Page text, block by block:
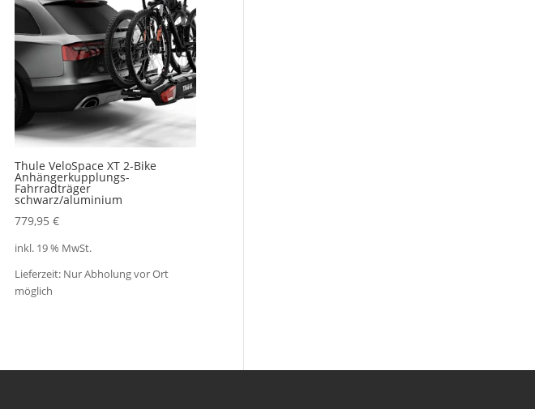
Thule VeloSpace XT 2-Bike
Anhängerkupplungs-
Fahrradträger
schwarz/aluminium
779,95 €
inkl. 19 % MwSt.
Lieferzeit: Nur Abholung vor Ort
möglich